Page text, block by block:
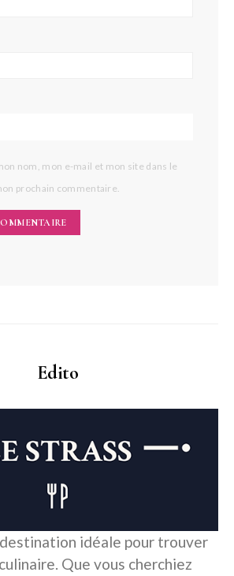
nom, mon e-mail et mon site dans le
prochain commentaire.
Edito
idéale pour trouver
Que vous cherchiez